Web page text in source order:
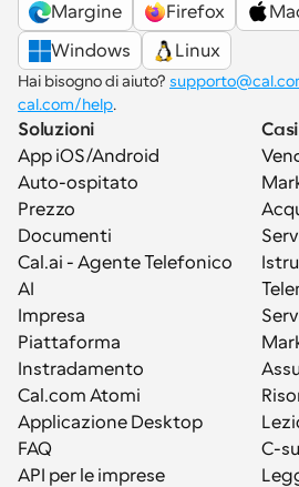
Margine
Firefox
Windows
Linux
Hai bisogno di aiuto?
cal.com/help.
Soluzioni
App iOS/Android
Auto-ospitato
Prezzo
Documenti
Cal.ai - Agente Telefonico
AI
Impresa
Piattaforma
Instradamento
Cal.com Atomi
Applicazione Desktop
FAQ
API per le imprese
C-